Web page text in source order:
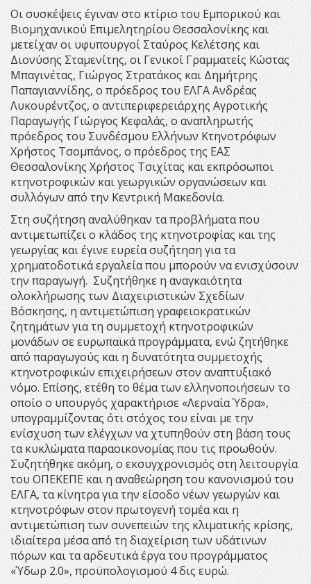
Οι συσκέψεις έγιναν στο κτίριο του Εμπορικού και
Βιομηχανικού Επιμελητηρίου Θεσσαλονίκης και
μετείχαν οι υφυπουργοί Σταύρος Κελέτσης και
Διονύσης Σταμενίτης, οι Γενικοί Γραμματείς Κώστας
Μπαγινέτας, Γιώργος Στρατάκος και Δημήτρης
Παπαγιαννίδης, ο πρόεδρος του ΕΛΓΑ Ανδρέας
Λυκουρέντζος, ο αντιπεριφερειάρχης Αγροτικής
Παραγωγής Γιώργος Κεφαλάς, ο αναπληρωτής
πρόεδρος του Συνδέσμου Ελλήνων Κτηνοτρόφων
Χρήστος Τσομπάνος, ο πρόεδρος της ΕΑΣ
Θεσσαλονίκης Χρήστος Τσιχίτας και εκπρόσωποι
κτηνοτροφικών και γεωργικών οργανώσεων και
συλλόγων από την Κεντρική Μακεδονία.
Στη συζήτηση αναλύθηκαν τα προβλήματα που
αντιμετωπίζει ο κλάδος της κτηνοτροφίας και της
γεωργίας και έγινε ευρεία συζήτηση για τα
χρηματοδοτικά εργαλεία που μπορούν να ενισχύσουν
την παραγωγή. Συζητήθηκε η αναγκαιότητα
ολοκλήρωσης των Διαχειριστικών Σχεδίων
Βόσκησης, η αντιμετώπιση γραφειοκρατικών
ζητημάτων για τη συμμετοχή κτηνοτροφικών
μονάδων σε ευρωπαϊκά προγράμματα, ενώ ζητήθηκε
από παραγωγούς και η δυνατότητα συμμετοχής
κτηνοτροφικών επιχειρήσεων στον αναπτυξιακό
νόμο. Επίσης, ετέθη το θέμα των ελληνοποιήσεων το
οποίο ο υπουργός χαρακτήρισε «Λερναία Ύδρα»,
υπογραμμίζοντας ότι στόχος του είναι με την
ενίσχυση των ελέγχων να χτυπηθούν στη βάση τους
τα κυκλώματα παραοικονομίας που τις προωθούν.
Συζητήθηκε ακόμη, ο εκσυγχρονισμός στη λειτουργία
του ΟΠΕΚΕΠΕ και η αναθεώρηση του κανονισμού του
ΕΛΓΑ, τα κίνητρα για την είσοδο νέων γεωργών και
κτηνοτρόφων στον πρωτογενή τομέα και η
αντιμετώπιση των συνεπειών της κλιματικής κρίσης,
ιδιαίτερα μέσα από τη διαχείριση των υδάτινων
πόρων και τα αρδευτικά έργα του προγράμματος
«Ύδωρ 2.0», προϋπολογισμού 4 δις ευρώ.